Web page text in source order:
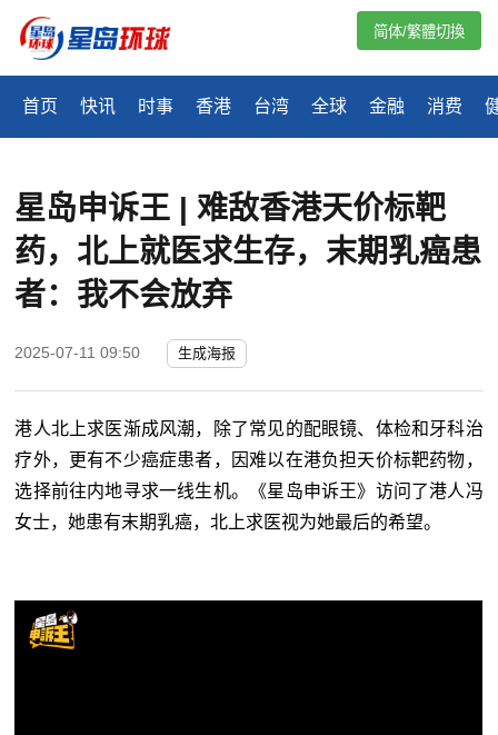
首页 快讯 时事 香港 台湾 全球 金融 消费
简体/繁體切換
星岛申诉王 | 难敌香港天价标靶
药，北上就医求生存，末期乳癌患
者：我不会放弃
2025-07-11 09:50 生成海报
港人北上求医渐成风潮，除了常见的配眼镜、体检和牙科治
疗外，更有不少癌症患者，因难以在港负担天价标靶药物，
选择前往内地寻求一线生机。《星岛申诉王》访问了港人冯
女士，她患有末期乳癌，北上求医视为她最后的希望。